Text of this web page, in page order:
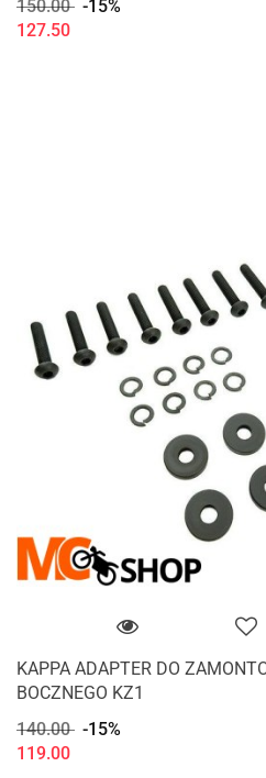
150.00 -15%
127.50
KAPPA ADAPTER DO
BOCZNEGO KZ1
140.00 -15%
119.00